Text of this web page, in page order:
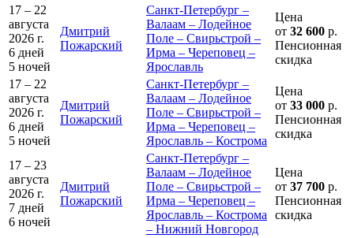
17 – 22
августа
2026 г.
6 дней
5 ночей
Дмитрий
Пожарский
Санкт-Петербург –
Валаам – Лодейное
Поле – Свирьстрой –
Ирма – Череповец –
Ярославль
Цена
от 32 600 р.
Пенсионная
скидка
17 – 22
августа
2026 г.
6 дней
5 ночей
Дмитрий
Пожарский
Санкт-Петербург –
Валаам – Лодейное
Поле – Свирьстрой –
Ирма – Череповец –
Ярославль – Кострома
Цена
от 33 000 р.
Пенсионная
скидка
17 – 23
августа
2026 г.
7 дней
6 ночей
Дмитрий
Пожарский
Санкт-Петербург –
Валаам – Лодейное
Поле – Свирьстрой –
Ирма – Череповец –
Ярославль – Кострома
– Нижний Новгород
Цена
от 37 700 р.
Пенсионная
скидка